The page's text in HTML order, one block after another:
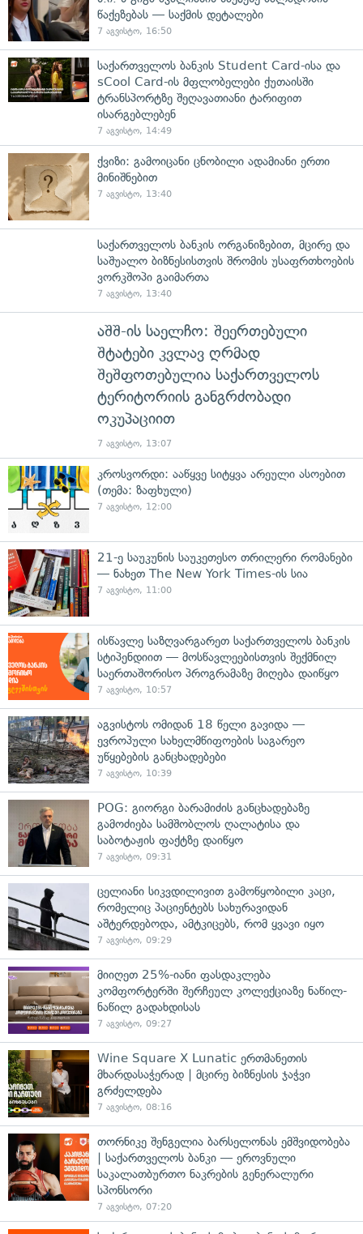
წაქეზებას — საქმის დეტალები
7 აგვისტო, 16:50
საქართველოს ბანკის Student Card-ისა და
sCool Card-ის მფლობელები ქუთაისში
ტრანსპორტზე შეღავათიანი ტარიფით
ისარგებლებენ
7 აგვისტო, 14:49
ქვიზი: გამოიცანი ცნობილი ადამიანი ერთი
მინიშნებით
7 აგვისტო, 13:40
საქართველოს ბანკის ორგანიზებით, მცირე და
საშუალო ბიზნესისთვის შრომის უსაფრთხოების
ვორკშოპი გაიმართა
7 აგვისტო, 13:40
აშშ-ის საელჩო: შეერთებული
შტატები კვლავ ღრმად
შეშფოთებულია საქართველოს
ტერიტორიის განგრძობადი
ოკუპაციით
7 აგვისტო, 13:07
კროსვორდი: ააწყვე სიტყვა არეული ასოებით
(თემა: ზაფხული)
7 აგვისტო, 12:00
21-ე საუკუნის საუკეთესო თრილერი რომანები
— ნახეთ The New York Times-ის სია
7 აგვისტო, 11:00
ისწავლე საზღვარგარეთ საქართველოს ბანკის
სტიპენდიით — მოსწავლეებისთვის შექმნილ
საერთაშორისო პროგრამაზე მიღება დაიწყო
7 აგვისტო, 10:57
აგვისტოს ომიდან 18 წელი გავიდა —
ევროპული სახელმწიფოების საგარეო
უწყებების განცხადებები
7 აგვისტო, 10:39
POG: გიორგი ბარამიძის განცხადებაზე
გამოძიება სამშობლოს ღალატისა და
საბოტაჟის ფაქტზე დაიწყო
7 აგვისტო, 09:31
ცელიანი სიკვდილივით გამოწყობილი კაცი,
რომელიც პაციენტებს სახურავიდან
აშტერდებოდა, ამტკიცებს, რომ ყვავი იყო
7 აგვისტო, 09:29
მიიღეთ 25%-იანი ფასდაკლება
კომფორტერში შერჩეულ კოლექციაზე ნაწილ-
ნაწილ გადახდისას
7 აგვისტო, 09:27
Wine Square X Lunatic ერთმანეთის
მხარდასაჭერად | მცირე ბიზნესის ჯაჭვი
გრძელდება
7 აგვისტო, 08:16
თორნიკე შენგელია ბარსელონას ემშვიდობება
| საქართველოს ბანკი — ეროვნული
საკალათბურთო ნაკრების გენერალური
სპონსორი
7 აგვისტო, 07:20